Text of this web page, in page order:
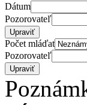
Dátum
Pozorovateľ
Počet mláďat
Pozorovateľ